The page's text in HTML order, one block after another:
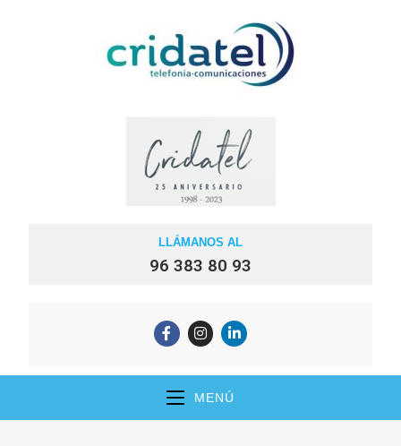
LLÁMANOS AL
96 383 80 93
MENÚ